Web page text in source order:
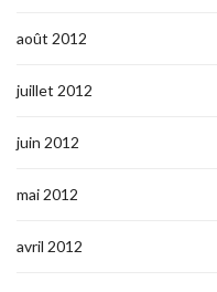
août 2012
juillet 2012
juin 2012
mai 2012
avril 2012